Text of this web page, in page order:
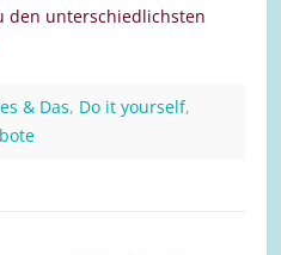
den unterschiedlichsten
& Das, Do it yourself,